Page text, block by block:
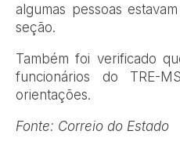
algumas pessoas
seção.
Também foi verificado
funcionários do TRE-
orientações.
Fonte: Correio do Estado